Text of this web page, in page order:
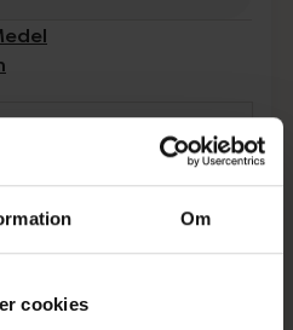
Om
cookies
Dölj
är ett tillbehör till